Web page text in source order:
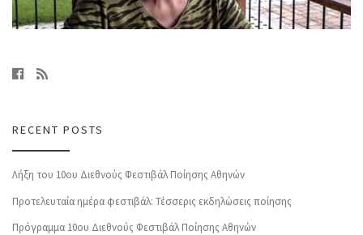
RECENT POSTS
Λήξη του 10ου Διεθνούς Φεστιβάλ Ποίησης Αθηνών
Προτελευταία ημέρα φεστιβάλ: Τέσσερις εκδηλώσεις ποίησης
Πρόγραμμα 10ου Διεθνούς Φεστιβάλ Ποίησης Αθηνών